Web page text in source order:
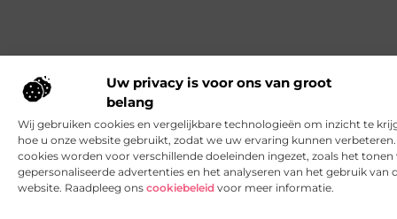
Uw privacy is voor ons van groot
belang
Wij gebruiken cookies en vergelijkbare technologieën om inzicht te
hoe u onze website gebruikt, zodat we uw ervaring kunnen verbeteren.
cookies worden voor verschillende doeleinden ingezet, zoals het tonen
gepersonaliseerde advertenties en het analyseren van het gebruik van
website. Raadpleeg ons cookiebeleid voor meer informatie.